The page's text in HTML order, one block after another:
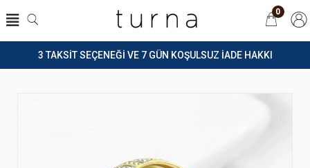
3 TAKSİT SEÇENEĞİ VE 7 GÜN KOŞULSUZ İADE HAKKI
0